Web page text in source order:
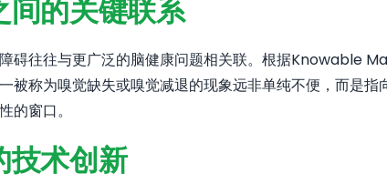
间的关键联系
碍往往与更广泛的脑健康问题相关联。根据Knowable
被称为嗅觉缺失或嗅觉减退的现象远非单纯不便，而是
的窗口。
技术创新